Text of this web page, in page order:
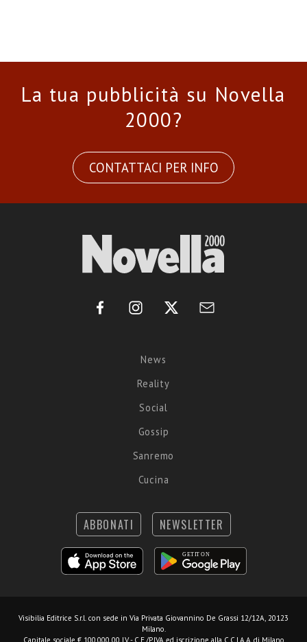
La tua pubblicità su Novella
2000?
CONTATTACI PER INFO
News
Reality
Social
Gossip
Sanremo
Cucina
ABBONATI NEWSLETTER
Visibilia Editrice S.r.l. con sede in Via Privata Giovannino De Grassi 12/12A, 20123
Milano.
Capitale sociale € 100.000,00 I.V. - C.F./P.IVA ed iscrizione alla C.C.I.A.A. di Milano